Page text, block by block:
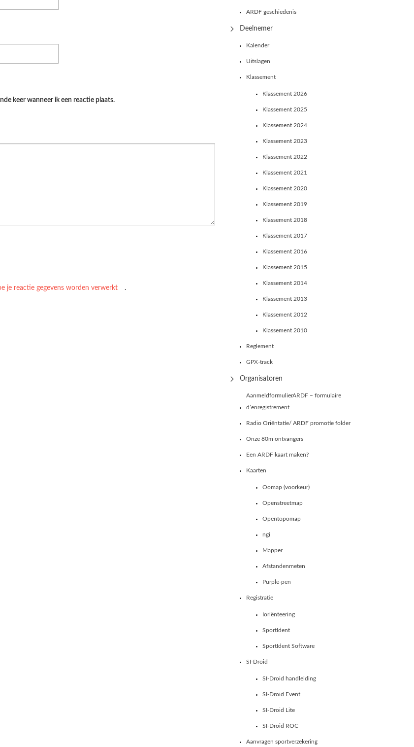
keer wanneer ik een reactie plaats.
je reactie gegevens worden verwerkt .
ARDF geschiedenis
Deelnemer
Kalender
Uitslagen
Klassement
Klassement 2026
Klassement 2025
Klassement 2024
Klassement 2023
Klassement 2022
Klassement 2021
Klassement 2020
Klassement 2019
Klassement 2018
Klassement 2017
Klassement 2016
Klassement 2015
Klassement 2014
Klassement 2013
Klassement 2012
Klassement 2010
Reglement
GPX-track
Organisatoren
AanmeldformulierARDF – formulaire
d’enregistrement
Radio Oriëntatie/ ARDF promotie folder
Onze 80m ontvangers
Een ARDF kaart maken?
Kaarten
Oomap (voorkeur)
Openstreetmap
Opentopomap
ngi
Mapper
Afstandenmeten
Purple-pen
Registratie
Ioriënteering
SportIdent
SportIdent Software
SI-Droid
SI-Droid handleiding
SI-Droid Event
SI-Droid Lite
SI-Droid ROC
Aanvragen sportverzekering